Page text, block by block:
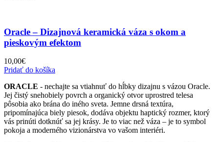
Oracle – Dizajnová keramická váza s okom a
pieskovým efektom
10,00€
Pridať do košíka
ORACLE - nechajte sa vtiahnuť do hĺbky dizajnu s vázou Oracle.
Jej čistý snehobiely povrch a organický otvor uprostred telesa
pôsobia ako brána do iného sveta. Jemne drsná textúra,
pripomínajúca biely piesok, dodáva objektu haptický rozmer, ktorý
vás prinúti dotknúť sa jej krásy. Je to viac než váza – je to symbol
pokoja a moderného vizionárstva vo vašom interiéri.